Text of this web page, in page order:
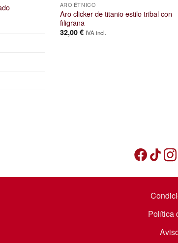
ARO ÉTNICO
Aro clicker de titanio estilo tribal con
filigrana
32,00 € IVA incl.
Política